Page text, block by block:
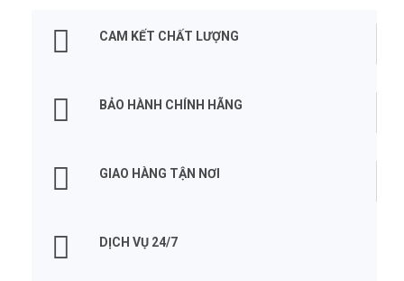
CAM KẾT CHẤT LƯỢNG
BẢO HÀNH CHÍNH HÃNG
GIAO HÀNG TẬN NƠI
DỊCH VỤ 24/7